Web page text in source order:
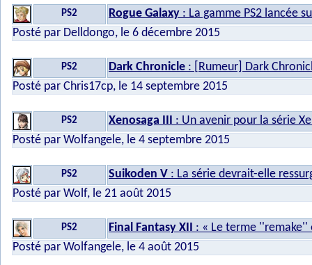
PS2 Rogue Galaxy : La gamme PS2 lancée
Posté par Delldongo, le 6 décembre 2015
PS2 Dark Chronicle : [Rumeur] Dark
Posté par Chris17cp, le 14 septembre 2015
PS2 Xenosaga III : Un avenir pour la série
Posté par Wolfangele, le 4 septembre 2015
PS2 Suikoden V : La série devrait-elle
Posté par Wolf, le 21 août 2015
PS2 Final Fantasy XII : « Le terme
Posté par Wolfangele, le 4 août 2015